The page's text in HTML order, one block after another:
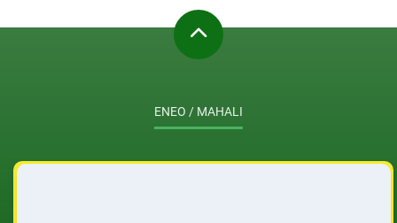
ENEO / MAHALI